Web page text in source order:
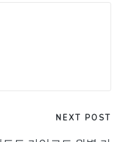
NEXT POST